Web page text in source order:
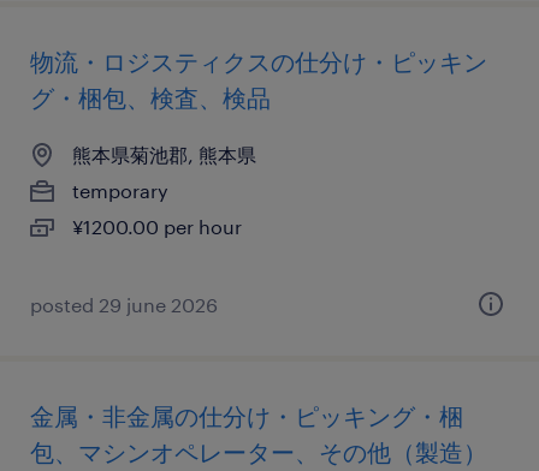
物流・ロジスティクスの仕分け・ピッキン
グ・梱包、検査、検品
熊本県菊池郡, 熊本県
temporary
¥1200.00 per hour
posted 29 june 2026
金属・非金属の仕分け・ピッキング・梱
包、マシンオペレーター、その他（製造）